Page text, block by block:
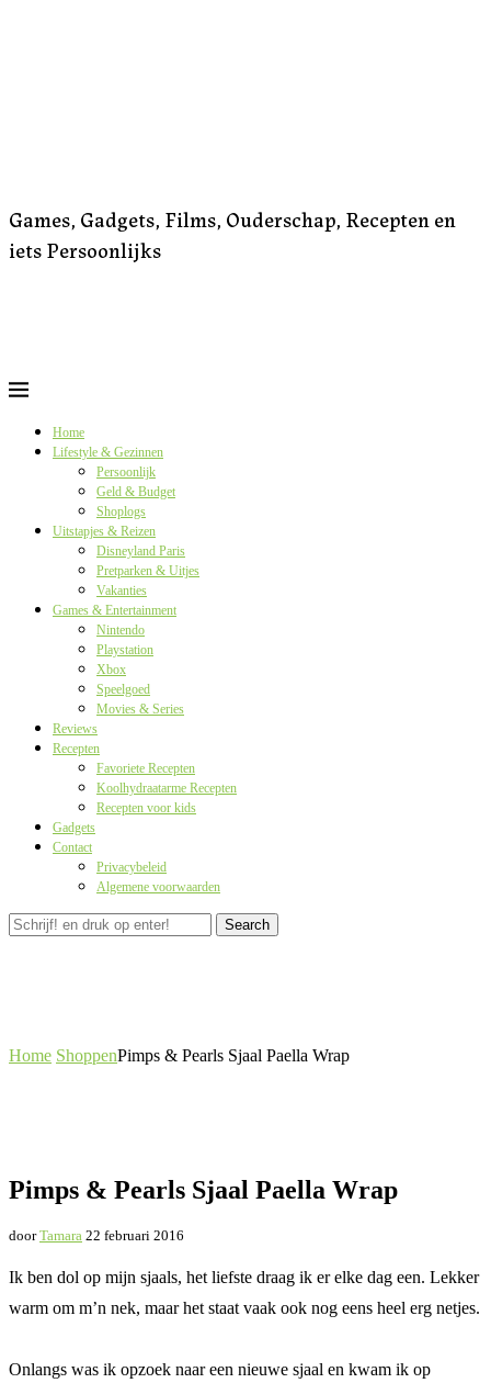
Games, Gadgets, Films, Ouderschap, Recepten en
iets Persoonlijks
Home
Lifestyle & Gezinnen
Persoonlijk
Geld & Budget
Shoplogs
Uitstapjes & Reizen
Disneyland Paris
Pretparken & Uitjes
Vakanties
Games & Entertainment
Nintendo
Playstation
Xbox
Speelgoed
Movies & Series
Reviews
Recepten
Favoriete Recepten
Koolhydraatarme Recepten
Recepten voor kids
Gadgets
Contact
Privacybeleid
Algemene voorwaarden
Search
Home ShoppenPimps & Pearls Sjaal Paella Wrap
Pimps & Pearls Sjaal Paella Wrap
doorTamara 22 februari 2016
Ik ben dol op mijn sjaals, het liefste draag ik er elke dag een. Lekker
warm om m’n nek, maar het staat vaak ook nog eens heel erg netjes.
Onlangs was ik opzoek naar een nieuwe sjaal en kwam ik op